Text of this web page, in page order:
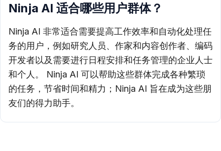
Ninja AI 适合哪些用户群体？
Ninja AI 非常适合需要提高工作效率和自动化处理任
务的用户，例如研究人员、作家和内容创作者、编码
开发者以及需要进行日程安排和任务管理的企业人士
和个人。 Ninja AI 可以帮助这些群体完成各种繁琐
的任务，节省时间和精力；Ninja AI 旨在成为这些朋
友们的得力助手。